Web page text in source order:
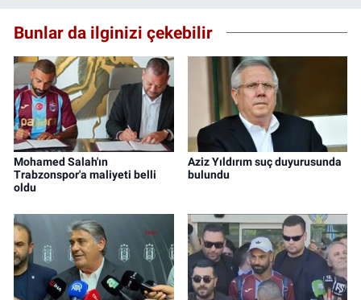
Bunlar da ilginizi çekebilir
Mohamed Salah'ın
Trabzonspor'a maliyeti belli
oldu
Aziz Yıldırım suç duyurusunda
bulundu